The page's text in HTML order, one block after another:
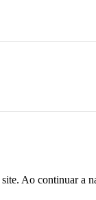
Ao continuar a